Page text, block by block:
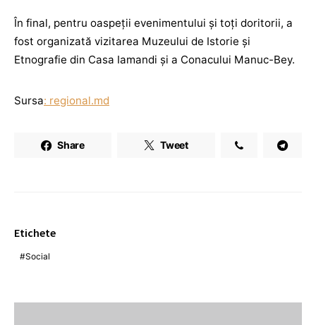
În final, pentru oaspeții evenimentului și toți doritorii, a
fost organizată vizitarea Muzeului de Istorie și
Etnografie din Casa Iamandi și a Conacului Manuc-Bey.
Sursa: regional.md
Share Tweet
Etichete
Social